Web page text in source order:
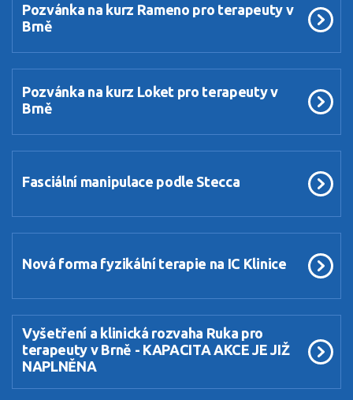
Pozvánka na kurz Rameno pro terapeuty v
Brně
Pozvánka na kurz Loket pro terapeuty v
Brně
Fasciální manipulace podle Stecca
Nová forma fyzikální terapie na IC Klinice
Vyšetření a klinická rozvaha Ruka pro
terapeuty v Brně - KAPACITA AKCE JE JIŽ
NAPLNĚNA